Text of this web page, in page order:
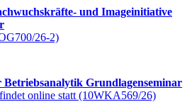
und Imageinitiative
26-2)
Betriebsanalytik Grundlagenseminar
online statt (10WKA569/26)